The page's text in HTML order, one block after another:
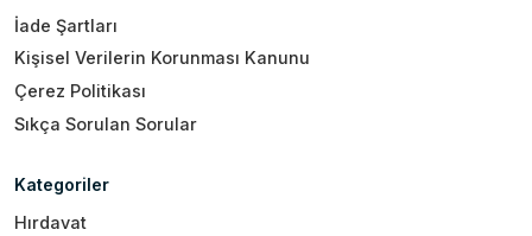
İade Şartları
Kişisel Verilerin Korunması Kanunu
Çerez Politikası
Sıkça Sorulan Sorular
Kategoriler
Hırdavat